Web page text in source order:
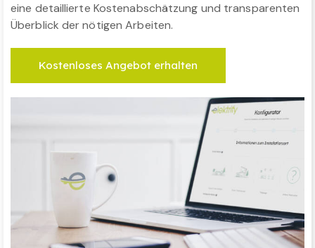
eine detaillierte Kostenabschätzung und transparenten
Überblick der nötigen Arbeiten.
Kostenloses Angebot erhalten